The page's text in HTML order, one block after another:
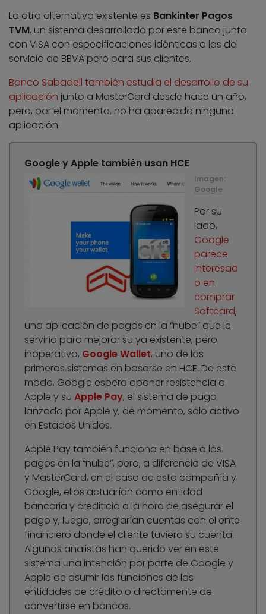
La otra alternativa existente es Bankinter Pagos
TVM, un sistema desarrollado por este banco junto
con VISA con especificaciones idénticas a las del
servicio de BBVA pero para sus clientes.
Banco Sabadell también estudia el desarrollo de su
aplicación junto a MasterCard desde hace un año,
pero, por el momento, no ha aparecido ninguna
aplicación.
Google y Apple también usan HCE
Imagen:
Google
Por su
lado,
Google
parece
interesad
o en
comprar
Softcard,
una aplicación de pagos en la “nube” que le
serviría para mejorar su ya existente, pero
inoperativo, Google Wallet, uno de los
primeros sistemas en basarse en HCE. De este
modo, Google espera oponer resistencia a
Apple y su Apple Pay, el sistema de pago
lanzado por Apple y, de momento, solo activo
en Estados Unidos.
Apple Pay también funciona en base a los
pagos en la “nube”, pero, a diferencia de VISA
y MasterCard, en el caso de esta compañía y
Google, ellos actuarían como entidad
bancaria y crediticia a la hora de asegurar el
pago y, luego, arreglarían cuentas con el ente
financiero donde el cliente tuviera su cuenta.
Algunos analistas han querido ver en este
sistema una intención por parte de Google y
Apple de asumir las funciones de las
entidades de crédito o directamente de
convertirse en bancos.